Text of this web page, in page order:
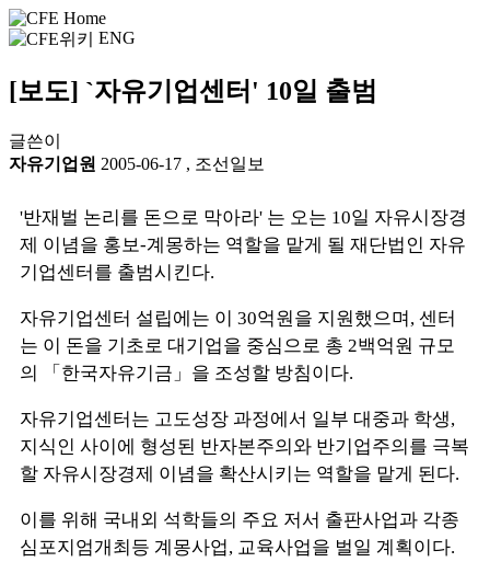
ENG
[보도] `자유기업센터' 10일 출범
글쓴이
자유기업원 2005-06-17 , 조선일보
'반재벌 논리를 돈으로 막아라' 는 오는 10일 자유시장경
제 이념을 홍보-계몽하는 역할을 맡게 될 재단법인 자유
기업센터를 출범시킨다.
자유기업센터 설립에는 이 30억원을 지원했으며, 센터
는 이 돈을 기초로 대기업을 중심으로 총 2백억원 규모
의 「한국자유기금」을 조성할 방침이다.
자유기업센터는 고도성장 과정에서 일부 대중과 학생,
지식인 사이에 형성된 반자본주의와 반기업주의를 극복
할 자유시장경제 이념을 확산시키는 역할을 맡게 된다.
이를 위해 국내외 석학들의 주요 저서 출판사업과 각종
심포지엄개최등 계몽사업, 교육사업을 벌일 계획이다.